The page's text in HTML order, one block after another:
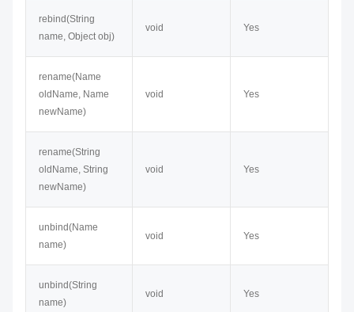
rebind(String
name, Object obj)
void Yes
rename(Name
oldName, Name
newName)
void Yes
rename(String
oldName, String
newName)
void Yes
unbind(Name
name)
void Yes
unbind(String
name)
void Yes